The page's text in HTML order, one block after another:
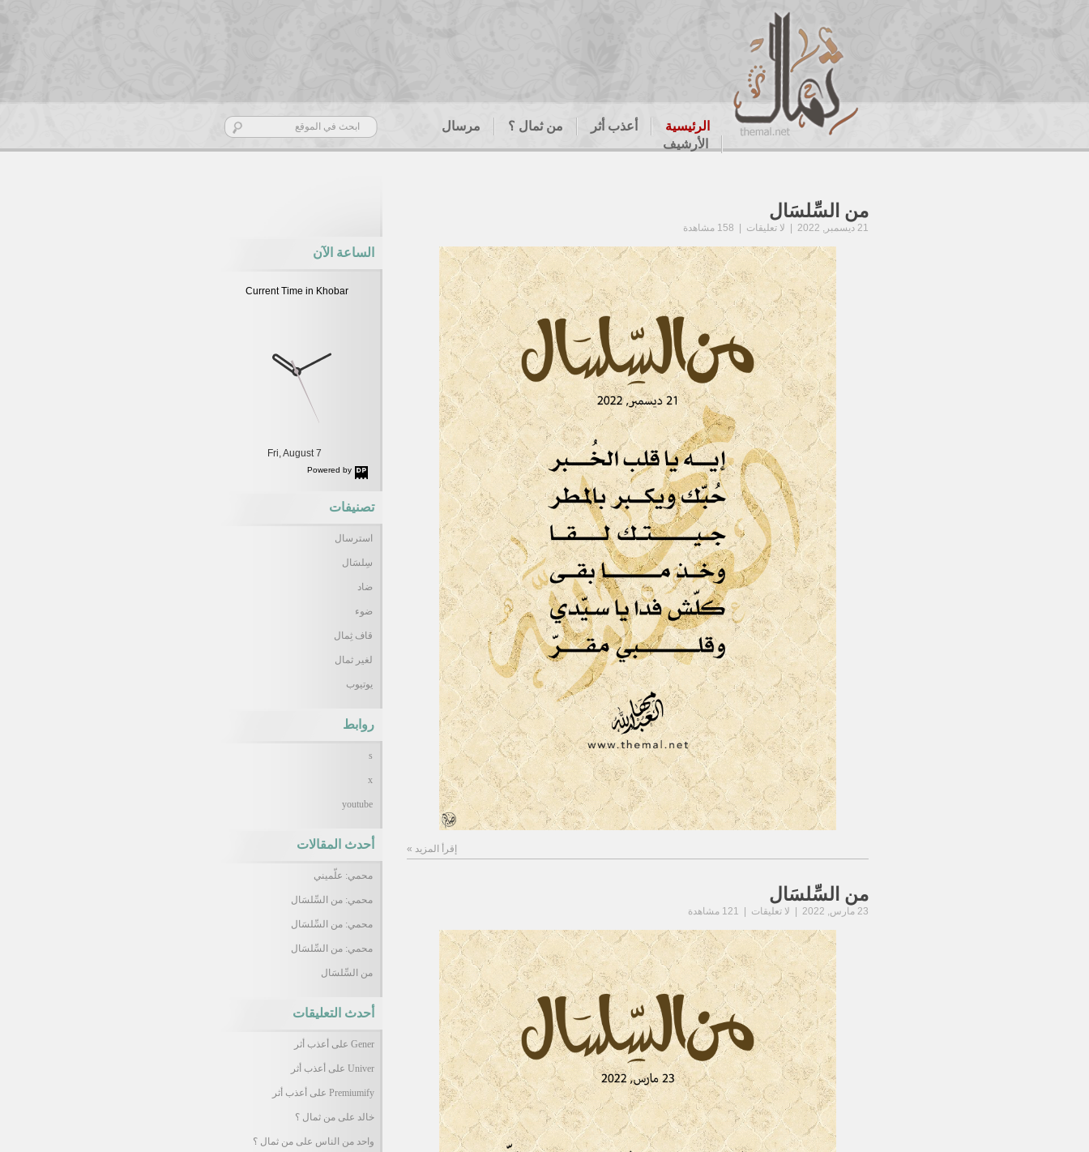
الرئيسية أعذب أثر من ثمال ؟
مرسال
الأرشيف
من السِّلسَال
21 ديسمبر, 2022 | لا تعليقات | 158 مشاهدة
إقرأ المزيد »
من السِّلسَال
23 مارس, 2022 | لا تعليقات | 121 مشاهدة
الساعة الآن
Powered by
Current Time in Khobar
Fri, August 7
تصنيفات
استرسال
سِلسَال
ضاد
ضوء
قاف ثِمال
لغير ثمال
يوتيوب
روابط
s
x
youtube
أحدث المقالات
محمي: علّميني
محمي: من السِّلسَال
محمي: من السِّلسَال
محمي: من السِّلسَال
من السِّلسَال
أحدث التعليقات
Gener على أعذب أثر
Univer على أعذب أثر
Premiumify على أعذب أثر
خالد على من ثمال ؟
واحد من الناس على من ثمال ؟